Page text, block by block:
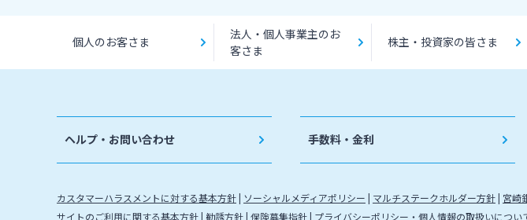
個人のお客さま
法人・個人事業主のお
客さま
株主・投資家の皆さま
ヘルプ・お問い合わせ 手数料・金利
カスタマーハラスメントに対する基本方針 ソーシャルメディアポリシー マルチステークホルダー方針 宮崎
サイトのご利用に関する基本方針 勧誘方針 保険募集指針 プライバシーポリシー・個人情報の取扱いについ